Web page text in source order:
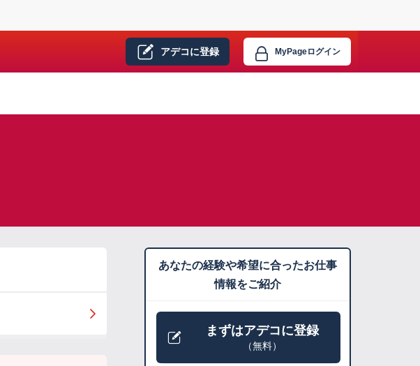
アデコに登録 MyPageログイン
あなたの経験や希望に合ったお仕事
情報をご紹介
まずはアデコに登録
（無料）